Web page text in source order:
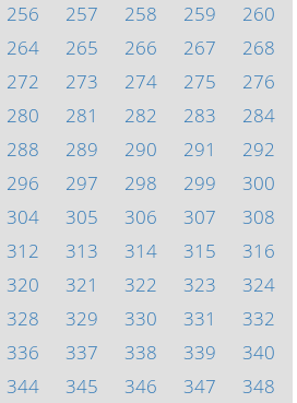
256 257 258 259
260
264 265 266 267
268
272 273 274 275
276
280 281 282 283
284
288 289 290 291
292
296 297 298 299
300
304 305 306 307
308
312 313 314 315
316
320 321 322 323
324
328 329 330 331
332
336 337 338 339
340
344 345 346 347 348